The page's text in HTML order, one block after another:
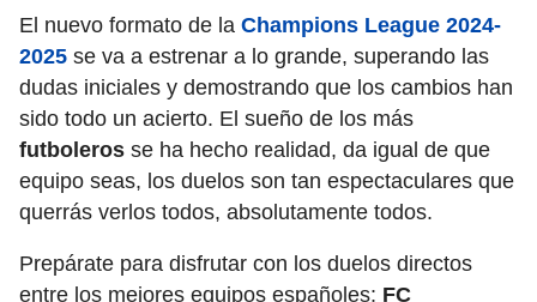
El nuevo formato de la Champions League 2024-
2025 se va a estrenar a lo grande, superando las
dudas iniciales y demostrando que los cambios han
sido todo un acierto. El sueño de los más
futboleros se ha hecho realidad, da igual de que
equipo seas, los duelos son tan espectaculares que
querrás verlos todos, absolutamente todos.
Prepárate para disfrutar con los duelos directos
entre los mejores equipos españoles: FC